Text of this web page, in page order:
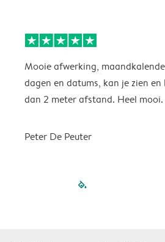
Mooie afwerking,
dagen en datums, kan je zien en
dan 2 meter afstand. Heel mooi.
Peter De Peuter
filled-